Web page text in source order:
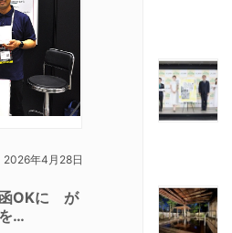
2026年4月28日
函OKに が
…